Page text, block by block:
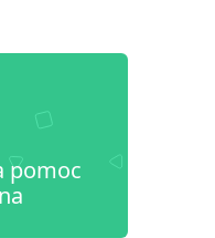
pomoc